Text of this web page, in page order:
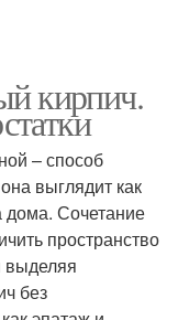
кирпич.
– способ
выглядит как
дома. Сочетание
пространство
выделяя
без